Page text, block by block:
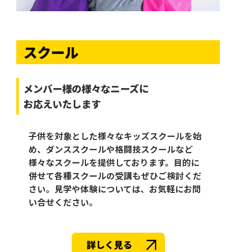
スクール
メンバー様の様々なニーズに
お応えいたします
子供を対象とした様々なキッズスクールを始
め、ダンススクールや格闘技スクールなど
様々なスクールを提供しております。目的に
併せて各種スクールの受講もぜひご検討くだ
さい。見学や体験については、お気軽にお問
い合せください。
詳しく見る